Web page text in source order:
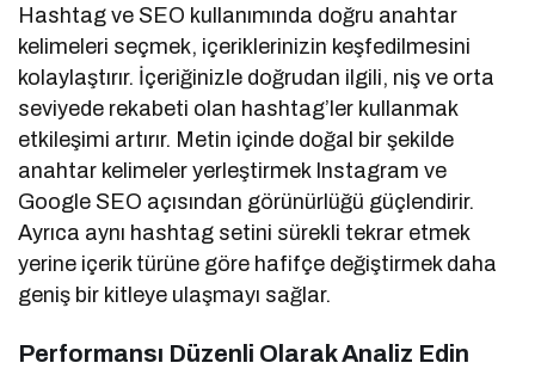
Hashtag ve SEO kullanımında doğru anahtar
kelimeleri seçmek, içeriklerinizin keşfedilmesini
kolaylaştırır. İçeriğinizle doğrudan ilgili, niş ve orta
seviyede rekabeti olan hashtag’ler kullanmak
etkileşimi artırır. Metin içinde doğal bir şekilde
anahtar kelimeler yerleştirmek Instagram ve
Google SEO açısından görünürlüğü güçlendirir.
Ayrıca aynı hashtag setini sürekli tekrar etmek
yerine içerik türüne göre hafifçe değiştirmek daha
geniş bir kitleye ulaşmayı sağlar.
Performansı Düzenli Olarak Analiz Edin